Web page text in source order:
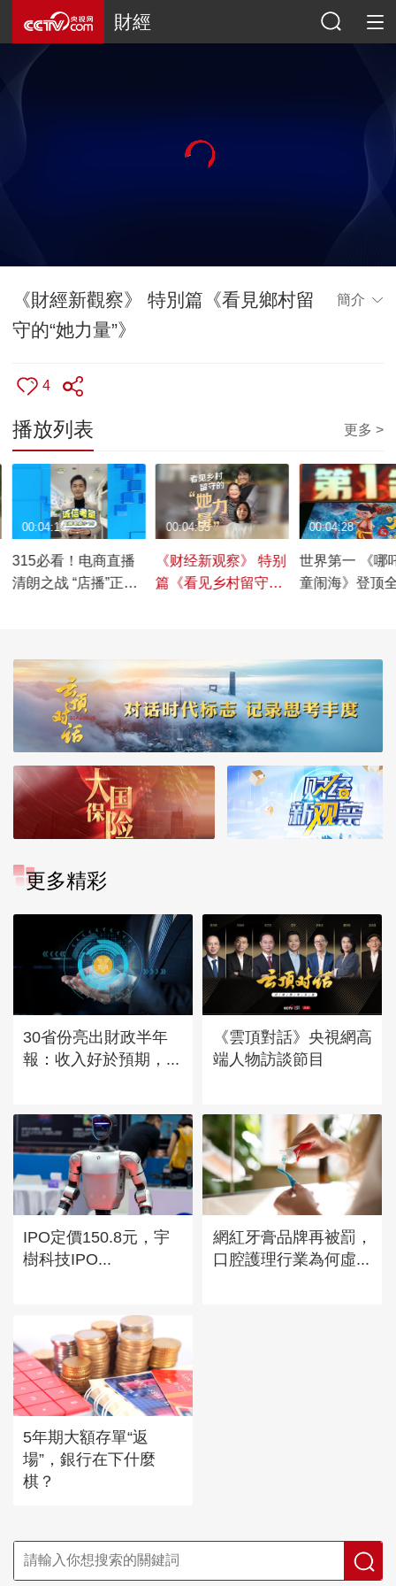
財經
《財經新觀察》 特別篇《看見鄉村留
守的“她力量”》
簡介
4
播放列表 更多 >
315必看！电商直播
清朗之战 “店播”正在
00:04:19
《财经新观察》 特别
篇《看见乡村留守
00:04:53
世界第一 《哪
童闹海》登顶
00:04:28
更多精彩
30省份亮出財政半年
報：收入好於預期，...
《雲頂對話》央視網高
端人物訪談節目
IPO定價150.8元，宇
樹科技IPO...
網紅牙膏品牌再被罰，
口腔護理行業為何虛...
5年期大額存單“返
場”，銀行在下什麼
棋？